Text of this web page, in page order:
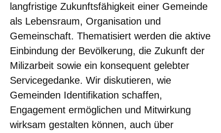
langfristige Zukunftsfähigkeit einer Gemeinde
als Lebensraum, Organisation und
Gemeinschaft. Thematisiert werden die aktive
Einbindung der Bevölkerung, die Zukunft der
Milizarbeit sowie ein konsequent gelebter
Servicegedanke. Wir diskutieren, wie
Gemeinden Identifikation schaffen,
Engagement ermöglichen und Mitwirkung
wirksam gestalten können, auch über